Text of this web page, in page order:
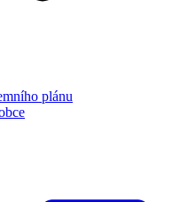
plánu